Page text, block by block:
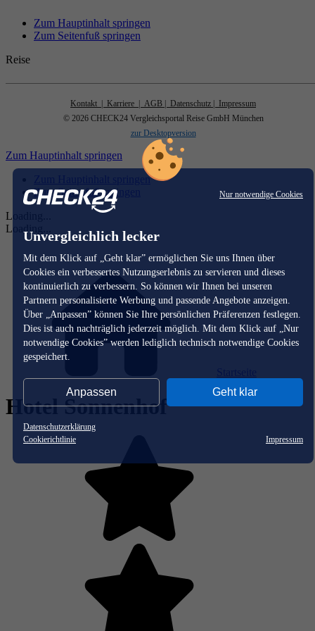
Nur notwendige Cookies
Unvergleichlich lecker
Mit dem Klick auf „Geht klar” ermöglichen Sie uns Ihnen über
Cookies ein verbessertes Nutzungserlebnis zu servieren und dieses
kontinuierlich zu verbessern. So können wir Ihnen bei unseren
Partnern personalisierte Werbung und passende Angebote anzeigen.
Über „Anpassen” können Sie Ihre persönlichen Präferenzen festlegen.
Dies ist auch nachträglich jederzeit möglich. Mit dem Klick auf „Nur
notwendige Cookies” werden lediglich technisch notwendige Cookies
gespeichert.
Anpassen Geht klar
Datenschutzerklärung
Cookierichtlinie
Impressum
Zum Hauptinhalt springen
Zum Seitenfuß springen
Reise
Kontakt | Karriere | AGB | Datenschutz
| Impressum
© 2026 CHECK24 Vergleichsportal Reise GmbH München
zur Desktopversion
Zum Hauptinhalt springen
Zum Hauptinhalt springen
Zum Seitenfuß springen
Loading...
Loading...
Hotel Sonnenhof